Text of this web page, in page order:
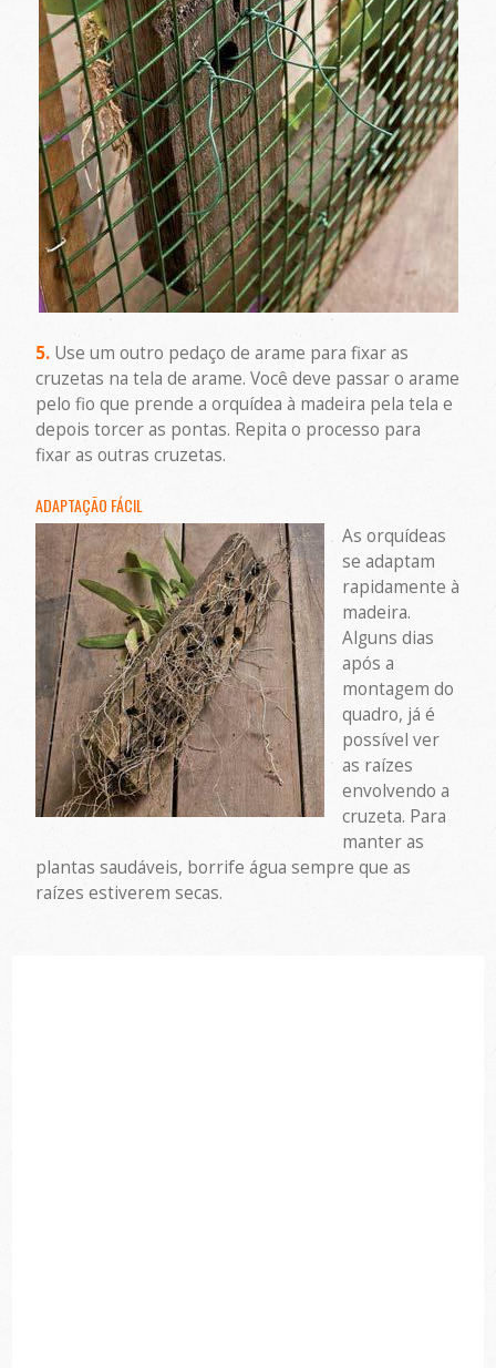
5. Use um outro pedaço de arame para fixar as
cruzetas na tela de arame. Você deve passar o arame
pelo fio que prende a orquídea à madeira pela tela e
depois torcer as pontas. Repita o processo para
fixar as outras cruzetas.
ADAPTAÇÃO FÁCIL
As orquídeas
se adaptam
rapidamente à
madeira.
Alguns dias
após a
montagem do
quadro, já é
possível ver
as raízes
envolvendo a
cruzeta. Para
manter as
plantas saudáveis, borrife água sempre que as
raízes estiverem secas.